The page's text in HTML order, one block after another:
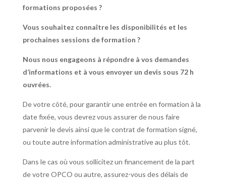
formations proposées ?
Vous souhaitez connaître les disponibilités et les
prochaines sessions de formation ?
Nous nous engageons à répondre à vos demandes
d’informations et à vous envoyer un devis sous 72 h
ouvrées.
De votre côté, pour garantir une entrée en formation à la
date fixée, vous devrez vous assurer de nous faire
parvenir le devis ainsi que le contrat de formation signé,
ou toute autre information administrative au plus tôt.
Dans le cas où vous sollicitez un financement de la part
de votre OPCO ou autre, assurez-vous des délais de